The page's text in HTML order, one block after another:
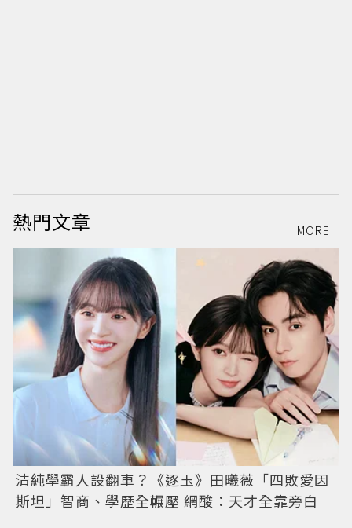
熱門文章 MORE
清純學霸人設翻車？《逐玉》田曦薇「四敗愛因
斯坦」智商、學歷全輾壓 網酸：天才全靠旁白